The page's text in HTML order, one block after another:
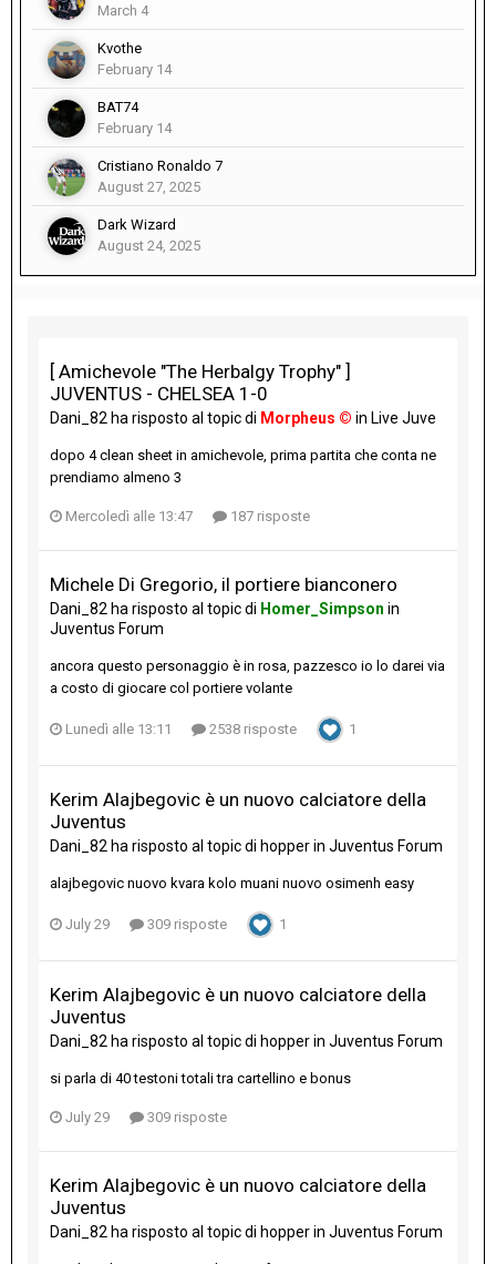
March 4
Kvothe
February 14
BAT74
February 14
Cristiano Ronaldo 7
August 27, 2025
Dark Wizard
August 24, 2025
[ Amichevole "The Herbalgy Trophy" ]
JUVENTUS - CHELSEA 1-0
Dani_82 ha risposto al topic di Morpheus © in Live Juve
dopo 4 clean sheet in amichevole, prima partita che conta ne
prendiamo almeno 3
Mercoledì alle 13:47 187 risposte
Michele Di Gregorio, il portiere bianconero
Dani_82 ha risposto al topic di Homer_Simpson in
Juventus Forum
ancora questo personaggio è in rosa, pazzesco io lo darei via
a costo di giocare col portiere volante
Lunedì alle 13:11 2538 risposte 1
Kerim Alajbegovic è un nuovo calciatore della
Juventus
Dani_82 ha risposto al topic di hopperin Juventus Forum
alajbegovic nuovo kvara kolo muani nuovo osimenh easy
July 29 309 risposte 1
Kerim Alajbegovic è un nuovo calciatore della
Juventus
Dani_82 ha risposto al topic di hopperin Juventus Forum
si parla di 40 testoni totali tra cartellino e bonus
July 29 309 risposte
Kerim Alajbegovic è un nuovo calciatore della
Juventus
Dani_82 ha risposto al topic di hopperin Juventus Forum